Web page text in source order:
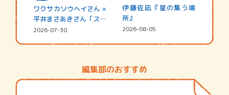
ワクサカソウヘイさん ×
平井まさあきさん「スペ
シャ…
2026-07-30
伊藤佐凪『星の集う場
所』
2026-08-05
編集部のおすすめ